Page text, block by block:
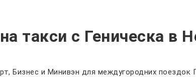
такси с Геническа в
Бизнес и Минивэн для междугородних поездок